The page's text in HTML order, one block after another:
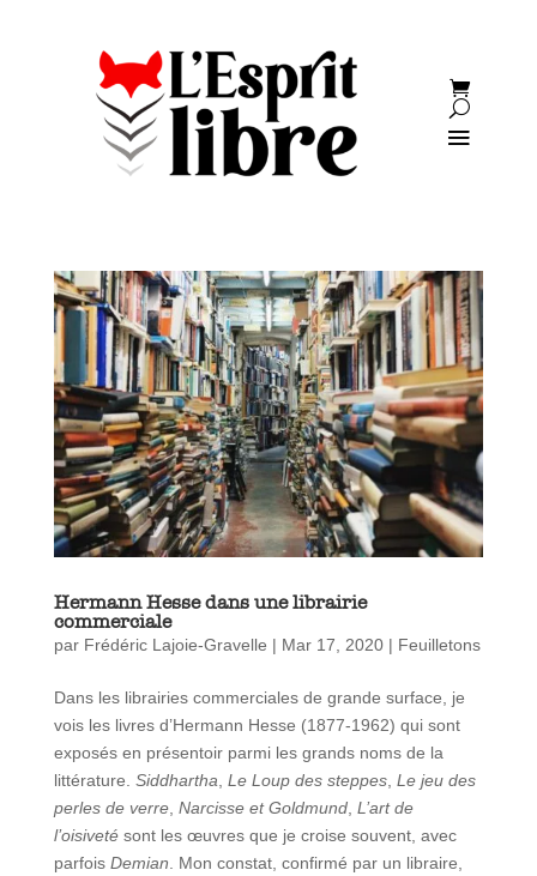
Hermann Hesse dans une librairie
commerciale
par Frédéric Lajoie-Gravelle | Mar 17, 2020| Feuilletons
Dans les librairies commerciales de grande surface, je
vois les livres d’Hermann Hesse (1877-1962) qui sont
exposés en présentoir parmi les grands noms de la
littérature. Siddhartha Le Loup des steppes, Le jeu des
perles de verre, Narcisse et Goldmund, L’art de
l’oisivetésont les œuvres que je croise souvent, avec
parfois Demian . Mon constat, confirmé par un libraire,